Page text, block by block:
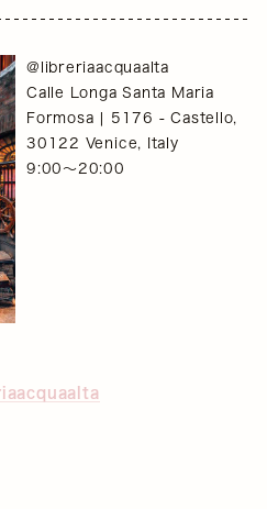
@libreriaacquaalta
Calle Longa Santa Maria
Formosa | 5176 - Castello,
30122 Venice, Italy
9:00～20:00